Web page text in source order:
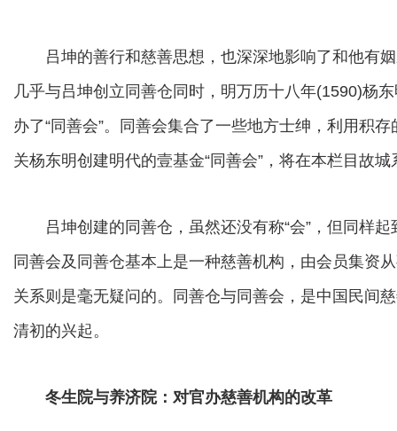
吕坤的善行和慈善思想，也深深地影响了和他有姻
几乎与吕坤创立同善仓同时，明万历十八年(1590)杨
办了“同善会”。同善会集合了一些地方士绅，利用积
关杨东明创建明代的壹基金“同善会”，将在本栏目故城
吕坤创建的同善仓，虽然还没有称“会”，但同样起
同善会及同善仓基本上是一种慈善机构，由会员集资
关系则是毫无疑问的。同善仓与同善会，是中国民间
清初的兴起。
冬生院与养济院：对官办慈善机构的改革